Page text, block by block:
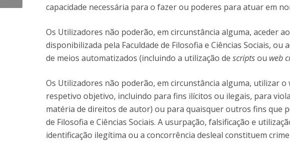
capacidade necessária para o fazer ou poderes para atuar em
Os Utilizadores não poderão, em circunstância alguma, aceder
disponibilizada pela Faculdade de Filosofia e Ciências Sociais,
de meios automatizados (incluindo a utilização de scriptsou web
Os Utilizadores não poderão, em circunstância alguma, utilizar
respetivo objetivo, incluindo para fins ilícitos ou ilegais, para
matéria de direitos de autor) ou para quaisquer outros fins que
de Filosofia e Ciências Sociais. A usurpação, falsificação e
identificação ilegítima ou a concorrência desleal constituem